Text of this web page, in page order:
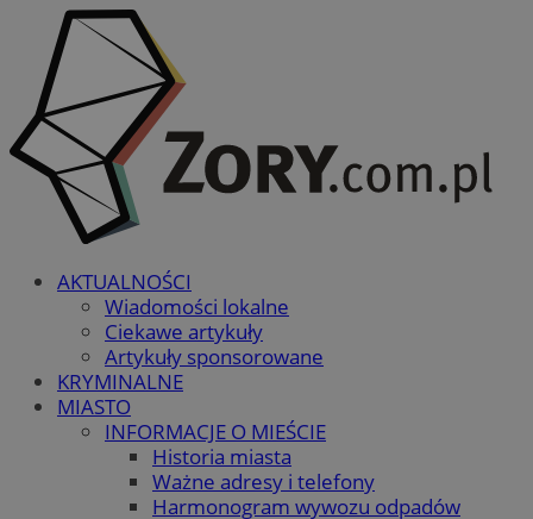
AKTUALNOŚCI
Wiadomości lokalne
Ciekawe artykuły
Artykuły sponsorowane
KRYMINALNE
MIASTO
INFORMACJE O MIEŚCIE
Historia miasta
Ważne adresy i telefony
Harmonogram wywozu odpadów